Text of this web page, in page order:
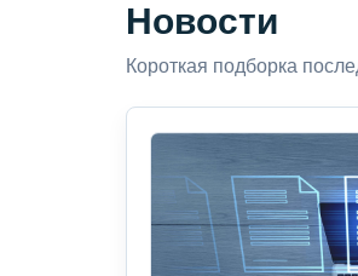
Новости
Короткая подборка